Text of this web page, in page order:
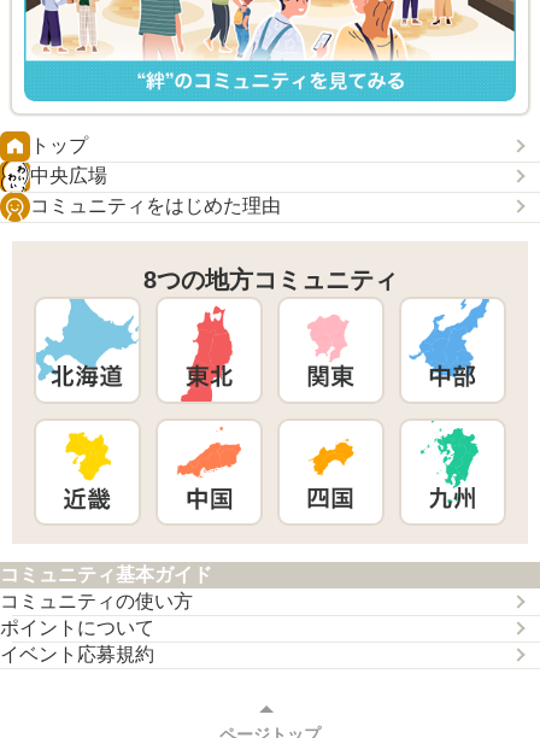
トップ
中央広場
コミュニティをはじめた理由
8つの地方コミュニティ
コミュニティ基本ガイド
コミュニティの使い方
ポイントについて
イベント応募規約